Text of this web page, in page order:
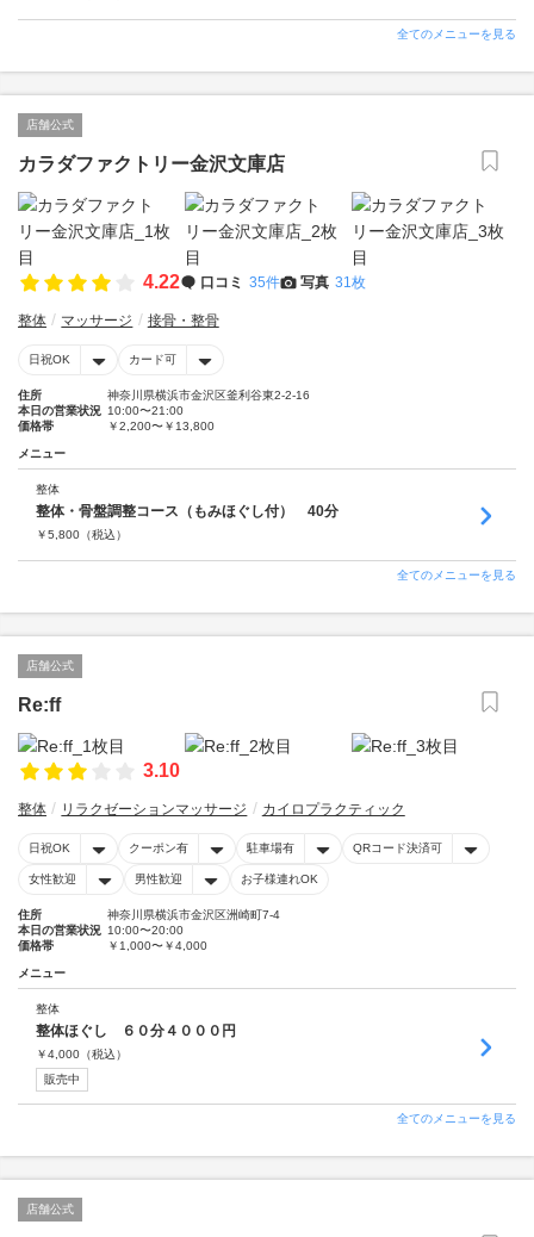
全てのメニューを見る
店舗公式
カラダファクトリー金沢文庫店
4.22 口コミ 35件 写真 31枚
整体 マッサージ 接骨・整骨
日祝OK カード可
住所
神奈川県横浜市金沢区釜利谷東2-2-16
本日の営業状況 10:00〜21:00
価格帯
￥2,200〜￥13,800
メニュー
整体
整体・骨盤調整コース（もみほぐし付） 40分
￥5,800 （税込）
全てのメニューを見る
店舗公式
Re:ff
3.10
整体 リラクゼーションマッサージ カイロプラクティック
日祝OK クーポン有 駐車場有 QRコード決済可
女性歓迎 男性歓迎 お子様連れOK
住所
神奈川県横浜市金沢区洲崎町7-4
本日の営業状況 10:00〜20:00
価格帯
￥1,000〜￥4,000
メニュー
整体
整体ほぐし ６０分４０００円
￥4,000 （税込）
販売中
全てのメニューを見る
店舗公式